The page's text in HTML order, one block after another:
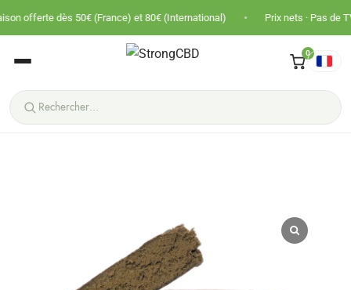
50€ (France) et 80€ (International) • Prix nets · Pas de TVA · Panier
0